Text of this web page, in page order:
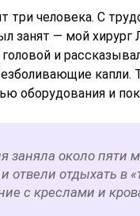
три человека. С
занят — мой
и
капли.
оборудования и
заняла около пяти
отвели отдыхать в
с креслами и